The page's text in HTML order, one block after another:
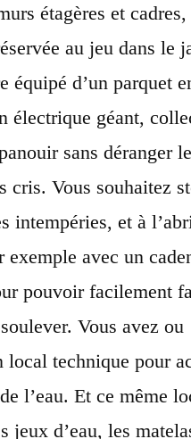
étagères et cadres,
au jeu dans le
équipé d’un parquet
électrique géant,
sans déranger
cris. Vous souhaitez
intempéries, et à
avec un
pouvoir facilement
Vous avez ou
local technique pour
l’eau. Et ce même
jeux d’eau, les